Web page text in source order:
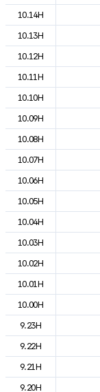
10.14H
10.13H
10.12H
10.11H
10.10H
10.09H
10.08H
10.07H
10.06H
10.05H
10.04H
10.03H
10.02H
10.01H
10.00H
9.23H
9.22H
9.21H
9.20H